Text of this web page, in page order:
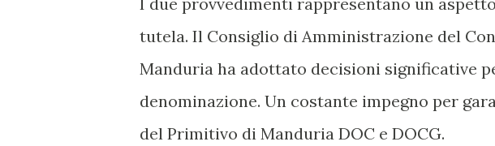
tutela. Il Consiglio di Amministrazione del
Manduria ha adottato decisioni significative
denominazione. Un costante impegno per
del Primitivo di Manduria DOC e DOCG.